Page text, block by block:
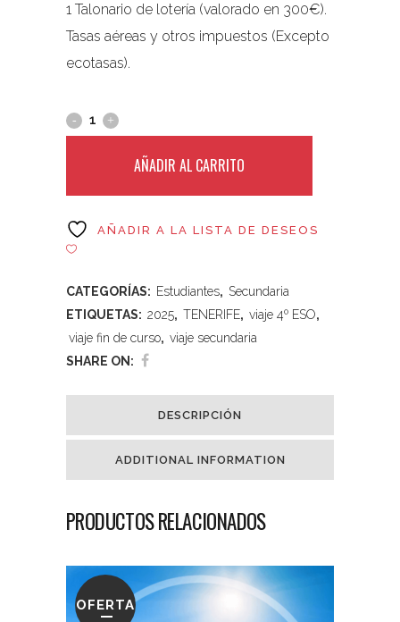
1 Talonario de lotería (valorado en 300€).
Tasas aéreas y otros impuestos (Excepto
ecotasas).
AÑADIR AL CARRITO
AÑADIR A LA LISTA DE DESEOS
CATEGORÍAS: Estudiantes, Secundaria
ETIQUETAS: 2025, TENERIFE, viaje 4º ESO,
viaje fin de curso, viaje secundaria
SHARE ON:
DESCRIPCIÓN
ADDITIONAL INFORMATION
PRODUCTOS RELACIONADOS
OFERTA